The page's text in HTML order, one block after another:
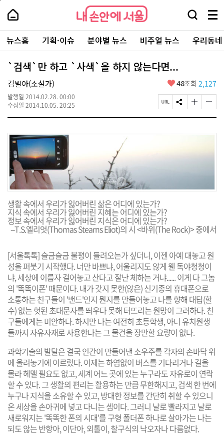
본
로
가
내
손
안
에
서
울
-
울
시
대
표
소
포
털
내
손
에
울
검
창
열
기
메
뉴
전
체
보
주
요
서
뉴스홈 기획·이슈 분야별 뉴스 비주얼 뉴스 우리동
`검색`만 하고 `사색`을 하지 않는다면...
김별아(소설가)
발행일 2014.02.28. 00:00
수정일 2014.10.05. 20:25
좋
요
48조회 2,127
페
이
U
복
S
N
공
기
글
자
기
변
글
자
기
변
하
생활 속에서 우리가 잃어버린 삶은 어디에 있는가?
지식 속에서 우리가 잃어버린 지혜는 어디에 있는가?
정보 속에서 우리가 잃어버린 지식은 어디에 있는가?
--T.S.엘리엇(Thomas Stearns Eliot)의 시 <바위(The Rock)> 중에서
[서울톡톡] 슬금슬금 불평이 들려오는가 싶더니, 이젠 아예 대놓고 원
성을 퍼붓기 시작했다. 너만 바쁘냐, 어울리지도 않게 웬 독야청청이
냐, 세상에 이름자 걸어놓고 산다고 잘난 체하는 거냐...... 이게 다 그놈
의 '똑똑이폰' 때문이다. 내가 갖지 못한(않은) 신기종의 휴대폰으로
소통하는 친구들이 '밴드'인지 뭔지를 만들어놓고 나를 향해 대답(할
수) 없는 헛된 초대문자를 띄우다 못해 터뜨리는 원망이 그러하다. 친
구들에게는 미안하다. 하지만 나는 여전히 초등학생, 아니 유치원생
들까지 자유자재로 사용한다는 그 물건을 장만할 요량이 없다.
과학기술의 발달은 결국 인간이 만들어낸 소우주를 각자의 손바닥 위
에 올려놓기에 이르렀다. 이제는 하염없이 버스를 기다리거나 길을
몰라 헤맬 필요도 없고, 세계 어느 곳에 있는 누구라도 자유로이 연락
할 수 있다. 그 생활의 편리는 활용하는 만큼 무한해지고, 검색 한 번에
누구나 지식을 소유할 수 있고, 방대한 정보를 간단히 취할 수 있으니
온 세상을 손아귀에 넣고 다니는 셈이다. 그러니 날로 빨라지고 날로
새로워지는 '똑똑한 폰의 시대'를 구형 폴더폰 하나로 살아가는 나는
되도 않는 반항아, 이단아, 외톨이, 찰구식의 낙오자나 다름없다.
페
상
단
로